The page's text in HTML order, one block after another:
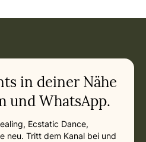
in deiner Nähe
und WhatsApp.
Ecstatic Dance,
neu. Tritt dem Kanal bei und